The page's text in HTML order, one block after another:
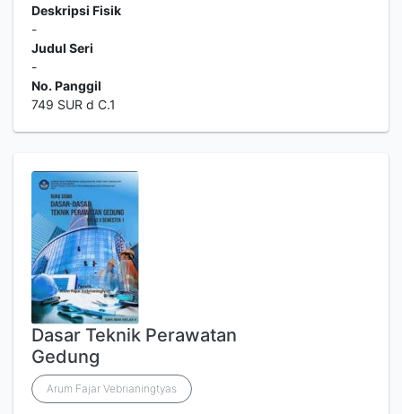
Deskripsi Fisik
-
Judul Seri
-
No. Panggil
749 SUR d C.1
Dasar Teknik Perawatan
Gedung
Arum Fajar Vebrianingtyas